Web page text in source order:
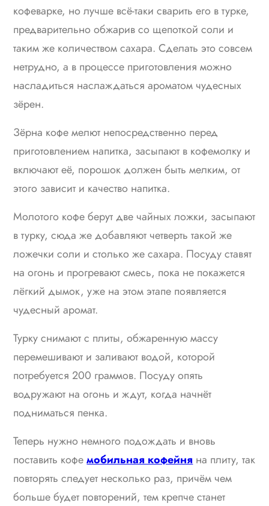
кофеварке, но лучше всё-таки сварить его в турке,
предварительно обжарив со щепоткой соли и
таким же количеством сахара. Сделать это совсем
нетрудно, а в процессе приготовления можно
насладиться наслаждаться ароматом чудесных
зёрен.
Зёрна кофе мелют непосредственно перед
приготовлением напитка, засыпают в кофемолку и
включают её, порошок должен быть мелким, от
этого зависит и качество напитка.
Молотого кофе берут две чайных ложки, засыпают
в турку, сюда же добавляют четверть такой же
ложечки соли и столько же сахара. Посуду ставят
на огонь и прогревают смесь, пока не покажется
лёгкий дымок, уже на этом этапе появляется
чудесный аромат.
Турку снимают с плиты, обжаренную массу
перемешивают и заливают водой, которой
потребуется 200 граммов. Посуду опять
водружают на огонь и ждут, когда начнёт
подниматься пенка.
Теперь нужно немного подождать и вновь
поставить кофемобильная кофейняна плиту, так
повторять следует несколько раз, причём чем
больше будет повторений, тем крепче станет